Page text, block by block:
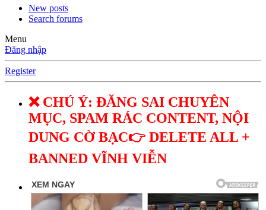
New posts
Search forums
Menu
Đăng nhập
Register
❌ CHÚ Ý: ĐĂNG SAI CHUYÊN
MỤC, SPAM RÁC CONTENT, NỘI
DUNG CỜ BẠC👉 DELETE ALL +
BANNED VĨNH VIỄN